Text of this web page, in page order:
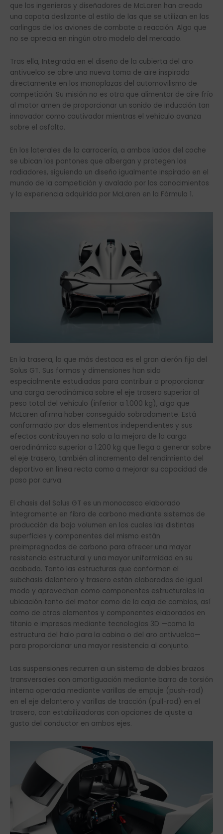
que los ingenieros y diseñadores de McLaren han creado
una capota deslizante al estilo de las que se utilizan en las
carlingas de los aviones de combate a reacción. Algo que
no se aprecia en ningún otro modelo del mercado.
Tras ella, Integrada en el diseño de la cubierta del aro
antivuelco se abre una nueva toma de aire inspirada
directamente en los monoplazas del automovilismo de
competición. Su misión no es otra que alimentar de aire frío
al motor amen de proporcionar un sonido de inducción tan
innovador como cautivador mientras el vehículo avanza
sobre el asfalto.
En los laterales de la carrocería, a ambos lados del coche
se ubican los pontones que albergan y protegen los
radiadores, siguiendo un diseño igualmente inspirado en el
mundo de la competición y avalado por los conocimientos
y la experiencia adquirida por McLaren en la Fórmula 1.
En la trasera, lo que más destaca es el gran alerón fijo del
Solus GT. Sus formas y dimensiones han sido
especialmente estudiadas para contribuir a proporcionar
una carga aerodinámica sobre el eje trasero superior al
peso total del vehículo (inferior a 1.000 kg), algo que
McLaren afirma haber conseguido sobradamente. Está
conformado por dos elementos independientes y sus
efectos contribuyen no solo a la mejora de la carga
aerodinámica superior a 1.200 kg que llega a generar sobre
el eje trasero, también al incremento del rendimiento del
deportivo en línea recta como a mejorar su capacidad de
paso por curva.
El chasis del Solus GT es un monocasco elaborado
íntegramente en fibra de carbono mediante sistemas de
producción de bajo volumen en los cuales las distintas
superficies y componentes del mismo están
preimpregnadas de carbono para ofrecer una mayor
resistencia estructural y una mayor uniformidad en su
acabado. Tanto las estructuras que conforman el
subchasis delantero y trasero están elaboradas de igual
modo y aprovechan como componentes estructurales la
ubicación tanto del motor como de la caja de cambios, así
como de otros elementos y componentes elaborados en
titanio e impresos mediante tecnologías 3D —como la
estructura del halo para la cabina o del aro antivuelco—
para proporcionar una mayor resistencia al conjunto.
Las suspensiones recurren a un sistema de dobles brazos
transversales con amortiguación mediante barra de torsión
interna operada mediante varillas de empuje (push-rod)
en el eje delantero y varillas de tracción (pull-rod) en el
trasero, con estabilizadoras con opciones de ajuste a
gusto del conductor en ambos ejes.